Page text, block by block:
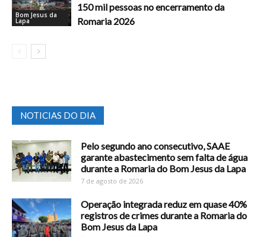
Bom Jesus da
Lapa
150 mil pessoas no encerramento da
Romaria 2026
NOTICIAS DO DIA
Pelo segundo ano consecutivo, SAAE
garante abastecimento sem falta de água
durante a Romaria do Bom Jesus da Lapa
7 de agosto de 2026
Operação integrada reduz em quase 40%
registros de crimes durante a Romaria do
Bom Jesus da Lapa